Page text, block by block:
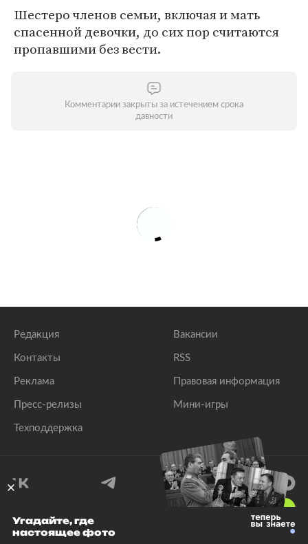
Шестеро членов семьи, включая и мать
спасенной девочки, до сих пор считаются
пропавшими без вести.
Комментарии закрыты за истечением срока
давности
Редакция
Контакты
Реклама
Пресс-релизы
Техподдержка
Вакансии
RSS
Правовая информация
Мини-игры
© 1999–2026 Все права защищены.
Угадайте, где
настоящее фото